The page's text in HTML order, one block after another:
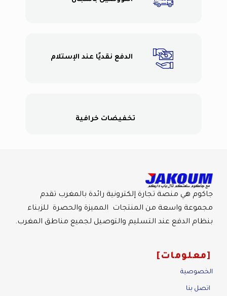
الدفع نقديًا عند الإستلام
تخفيضات خرافية
جاكوم هي منصة تجارة إلكترونية رائدة بالمغرب تقدم
مجموعة واسعة من المنتجات المميزة والحصرة للزبناء
بنظام الدفع عند التسليم والتوصيل لجميع مناطق المغرب.
معلومات
الخصوصية
اتصل بنا